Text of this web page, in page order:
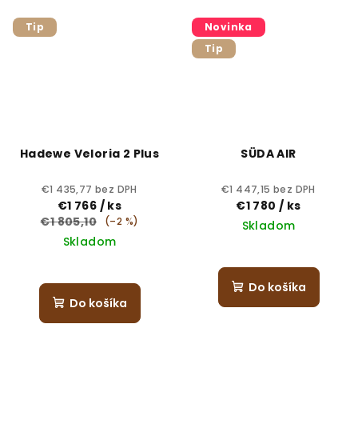
Tip
Hadewe Veloria 2 Plus
€1 435,77 bez DPH
€1 766 / ks
€1 805,10
(–2 %)
Skladom
Do košíka
Novinka
Tip
SÜDA AIR
€1 447,15 bez DPH
€1 780/ ks
Skladom
Do košíka